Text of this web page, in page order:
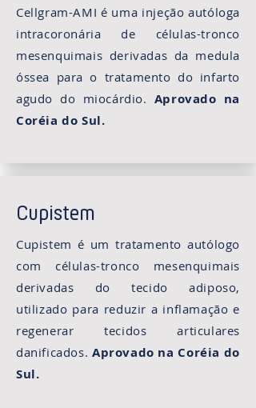
Cellgram-AMI é uma injeção autóloga
intracoronária de células-tronco
mesenquimais derivadas da medula
óssea para o tratamento do infarto
agudo do miocárdio. Aprovado na
Coréia do Sul.
Cupistem
Cupistem é um tratamento autólogo
com células-tronco mesenquimais
derivadas do tecido adiposo,
utilizado para reduzir a inflamação e
regenerar tecidos articulares
danificados. Aprovado na Coréia do
Sul.